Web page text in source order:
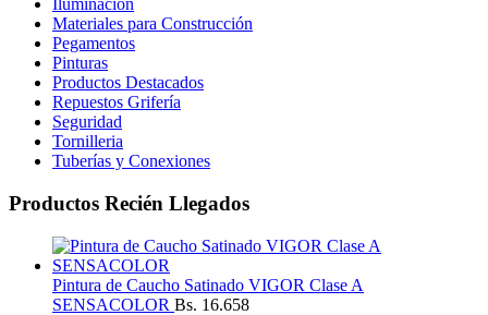
Iluminación
Materiales para Construcción
Pegamentos
Pinturas
Productos Destacados
Repuestos Grifería
Seguridad
Tornilleria
Tuberías y Conexiones
Productos Recién Llegados
Pintura de Caucho Satinado VIGOR Clase A
SENSACOLOR Bs. 16.658